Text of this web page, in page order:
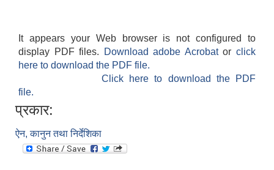
It appears your Web browser is not configured to
display PDF files.
Download adobe Acrobatorclick
here to download the PDF file.
Click here to download the PDF
file.
प्रकार:
ऐन, कानुन तथा निर्देशिका